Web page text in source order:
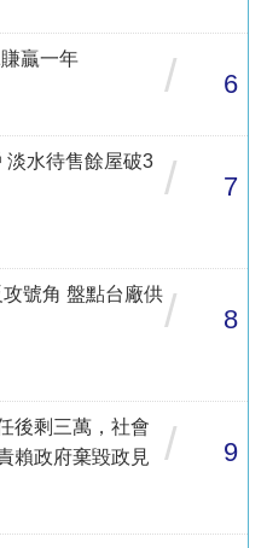
贏一年
/ 6
淡水待售餘屋破3 / 7
號角 盤點台廠供/ 8
後剩三萬，社會
賴政府棄毀政見
/ 9